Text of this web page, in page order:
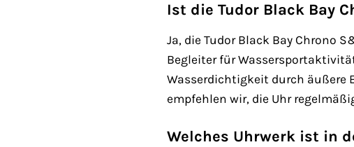
Ist die Tudor Black Bay
Ja, die Tudor Black Bay Chrono
Begleiter für
Wasserdichtigkeit durch äußere
empfehlen wir, die Uhr
Welches Uhrwerk ist in